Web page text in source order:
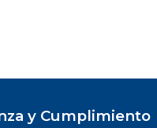
y Cumplimiento